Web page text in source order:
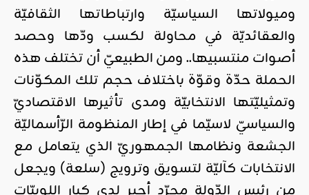
وميولاتها السياسيّة وارتباطاتها الثقافيّة
والعقائديّة في محاولة لكسب ودّها وحصد
أصوات منتسبيها.. ومن الطبيعيّ أن تختلف هذه
الحملة حدّة وقوّة باختلاف حجم تلك المكوّنات
وتمثيليّتها الانتخابيّة ومدى تأثيرها الاقتصاديّ
والسياسيّ لاسيّما في إطار المنظومة الرّأسماليّة
الجشعة ونظامها الجمهوريّ الذي يتعامل مع
الانتخابات كآليّة لتسويق وترويج (سلعة) ويجعل